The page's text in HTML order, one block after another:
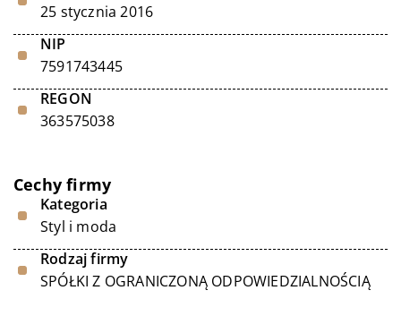
25 stycznia 2016
NIP
7591743445
REGON
363575038
Cechy firmy
Kategoria
Styl i moda
Rodzaj firmy
SPÓŁKI Z OGRANICZONĄ ODPOWIEDZIALNOŚCIĄ